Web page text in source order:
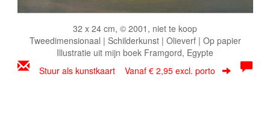
32 x 24 cm, © 2001, niet te koop
Tweedimensionaal | Schilderkunst | Olieverf | Op papier
Illustratie uit mijn boek Framgord, Egypte
Stuur als kunstkaart Vanaf € 2,95 excl. porto